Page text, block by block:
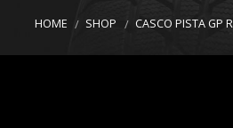
HOME SHOP CASCO PISTA GP